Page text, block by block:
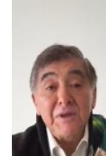
quitarse a los
momento
la facilidad de
cabeza.
Este aberrante
luego que
subdirectora